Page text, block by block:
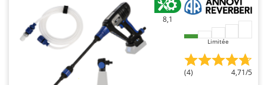
Waldner
Weber
WIDU
Wiper EcoRobot
Wolf Garten
8,1
Limitée
(4) 4,71/5